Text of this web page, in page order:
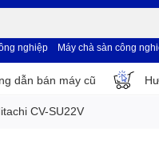
nghiệp Máy chà sàn công
dẫn bán máy cũ
CV-SU22V